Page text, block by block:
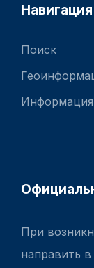
Навигация
Поиск
При
направить